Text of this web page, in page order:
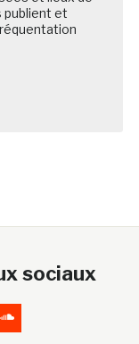
publient et
sociaux